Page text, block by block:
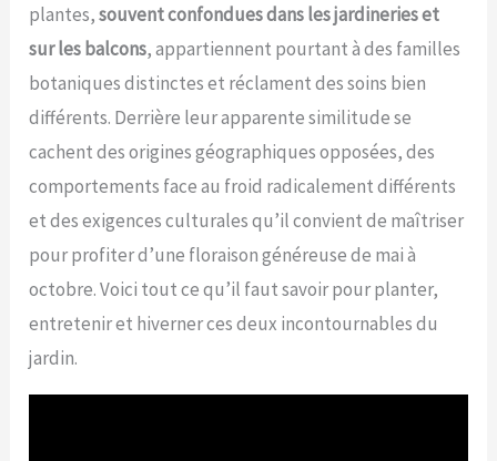
plantes,souvent confondues dans les jardineries et
sur les balcons, appartiennent pourtant à des familles
botaniques distinctes et réclament des soins bien
différents. Derrière leur apparente similitude se
cachent des origines géographiques opposées, des
comportements face au froid radicalement différents
et des exigences culturales qu’il convient de maîtriser
pour profiter d’une floraison généreuse de mai à
octobre. Voici tout ce qu’il faut savoir pour planter,
entretenir et hiverner ces deux incontournables du
jardin.